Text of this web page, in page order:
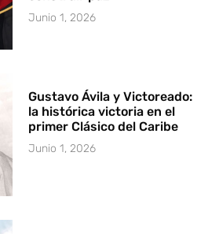
Junio 1, 2026
Gustavo Ávila y Victoreado:
la histórica victoria en el
primer Clásico del Caribe
Junio 1, 2026